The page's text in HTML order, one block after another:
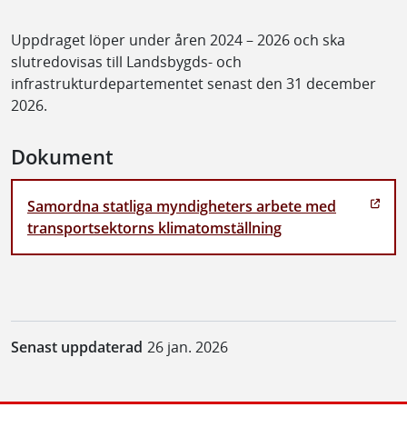
Uppdraget löper under åren 2024 – 2026 och ska
slutredovisas till Landsbygds- och
infrastrukturdepartementet senast den 31 december
2026.
Dokument
Samordna statliga myndigheters arbete med
transportsektorns klimatomställning
Senast uppdaterad 26 jan. 2026